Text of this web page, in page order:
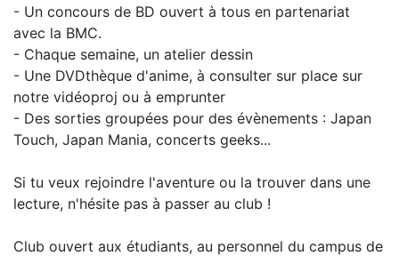
- Un concours de BD ouvert à tous en partenariat
avec la BMC.
- Chaque semaine, un atelier dessin
- Une DVDthèque d'anime, à consulter sur place sur
notre vidéoproj ou à emprunter
- Des sorties groupées pour des évènements : Japan
Touch, Japan Mania, concerts geeks...
Si tu veux rejoindre l'aventure ou la trouver dans une
lecture, n'hésite pas à passer au club !
Club ouvert aux étudiants, au personnel du campus de